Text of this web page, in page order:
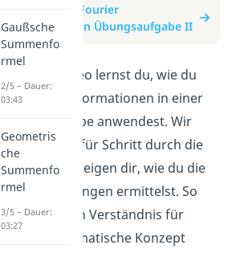
zum Beitrag: Fourier
Transformation Übungsaufgabe II
In diesem Video lernst du, wie du
Fourier Transformationen in einer
Übungsaufgabe anwendest. Wir
gehen Schritt für Schritt durch die
Aufgabe und zeigen dir, wie du die
richtigen Lösungen ermittelst. So
kannst du dein Verständnis für
dieses mathematische Konzept
Gaußsche
Summenfo
rmel
2/5 – Dauer:
03:43
Geometris
che
Summenfo
rmel
3/5 – Dauer:
03:27